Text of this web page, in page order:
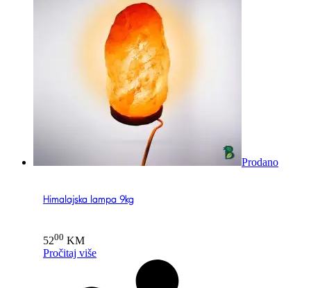
Prodano
Himalajska lampa 9kg
5200 KM
Pročitaj više